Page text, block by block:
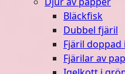
Bläckfisk
Dubbel fjäril
Fjäril doppad
Fjärilar av